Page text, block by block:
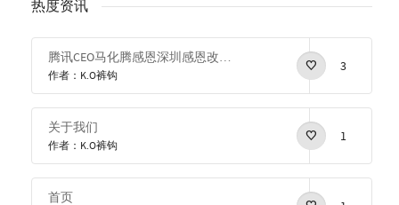
热度资讯
腾讯CEO马化腾感恩深圳感恩改革开放
作者：K.O裤钩
3
关于我们
作者：K.O裤钩
1
首页